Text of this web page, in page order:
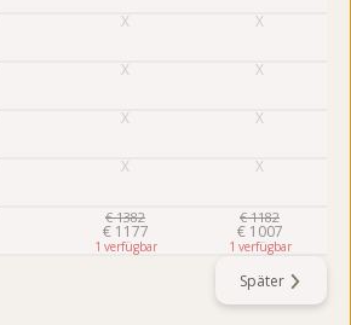
Später
€ 1382
€ 1177
1
€ 1182
€ 1007
1